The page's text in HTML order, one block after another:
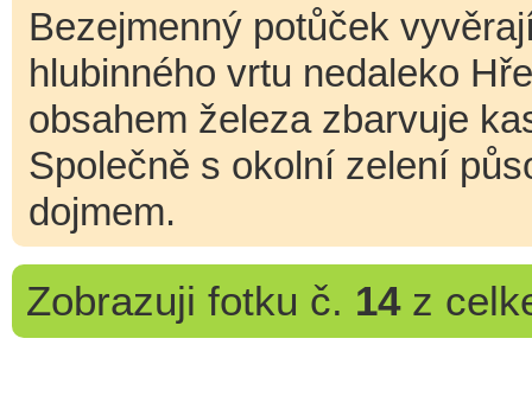
Bezejmenný potůček
hlubinného vrtu nedaleko
obsahem železa zbarvuje
Společně s okolní zelení
dojmem.
Zobrazuji fotku č. 14z